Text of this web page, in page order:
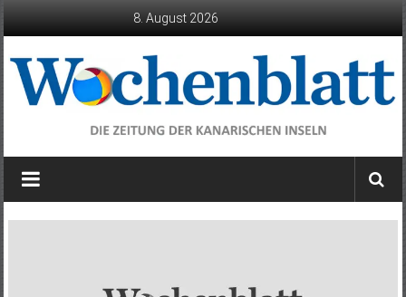
8. August 2026
Wochenblatt
die